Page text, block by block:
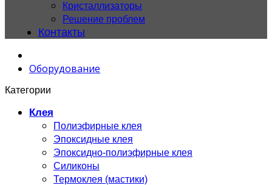
Кристаллизаторы
Решение проблем
Контакты
Оборудование
Категории
Клея
Полиэфирные клея
Эпоксидные клея
Эпоксидно-полиэфирные клея
Силиконы
Термоклея (мастики)